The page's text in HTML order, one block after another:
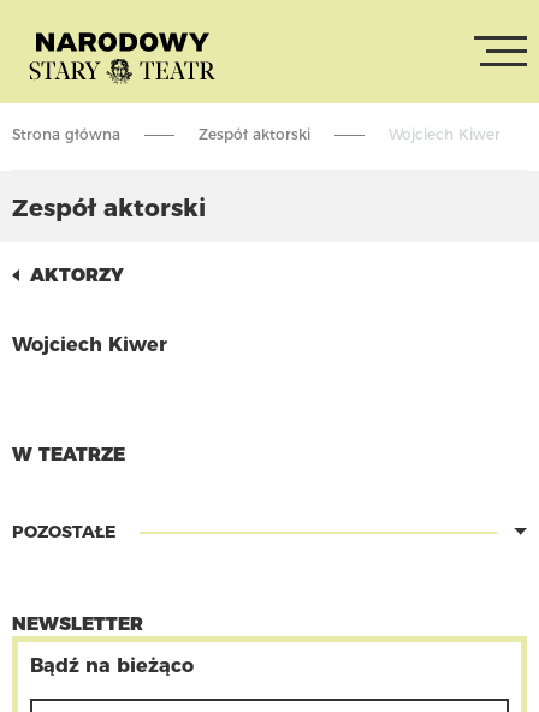
Strona główna Zespół aktorski Wojciech Kiwer
Zespół aktorski
AKTORZY
Wojciech Kiwer
W TEATRZE
POZOSTAŁE
NEWSLETTER
Bądź na bieżąco